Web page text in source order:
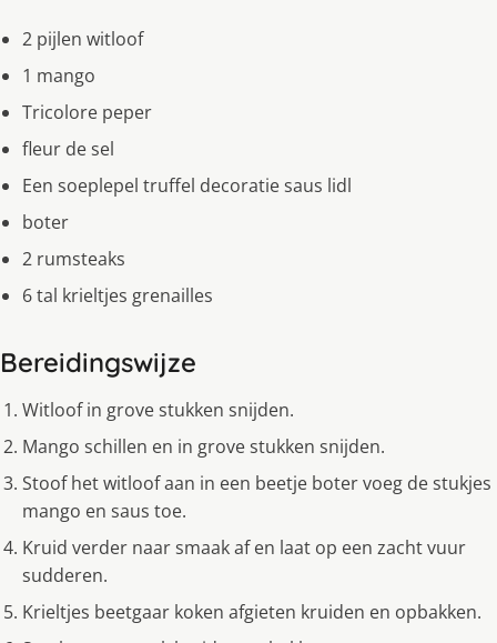
2 pijlen witloof
1 mango
Tricolore peper
fleur de sel
Een soeplepel truffel decoratie saus lidl
boter
2 rumsteaks
6 tal krieltjes grenailles
Bereidingswijze
Witloof in grove stukken snijden.
Mango schillen en in grove stukken snijden.
Stoof het witloof aan in een beetje boter voeg de stukjes
mango en saus toe.
Kruid verder naar smaak af en laat op een zacht vuur
sudderen.
Krieltjes beetgaar koken afgieten kruiden en opbakken.